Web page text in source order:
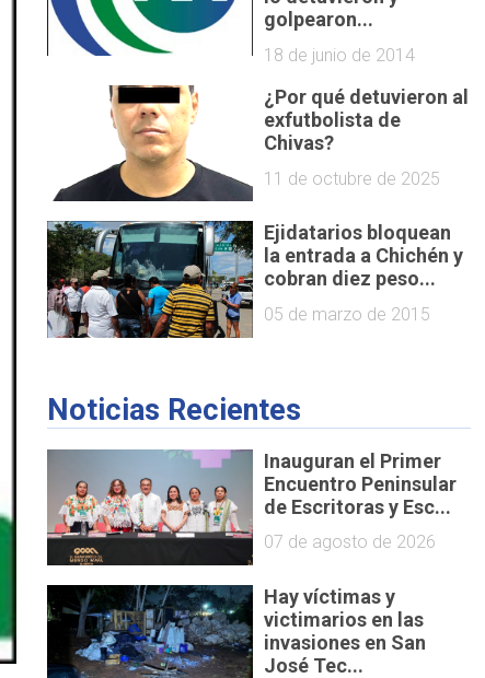
golpearon...
18 de junio de 2014
¿Por qué detuvieron al
exfutbolista de
Chivas?
11 de octubre de 2025
Ejidatarios bloquean
la entrada a Chichén y
cobran diez peso...
05 de marzo de 2015
Noticias Recientes
Inauguran el Primer
Encuentro Peninsular
de Escritoras y Esc...
07 de agosto de 2026
Hay víctimas y
victimarios en las
invasiones en San
José Tec...